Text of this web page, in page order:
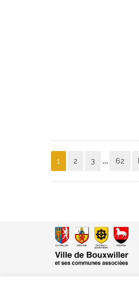
1 2 3 … 62